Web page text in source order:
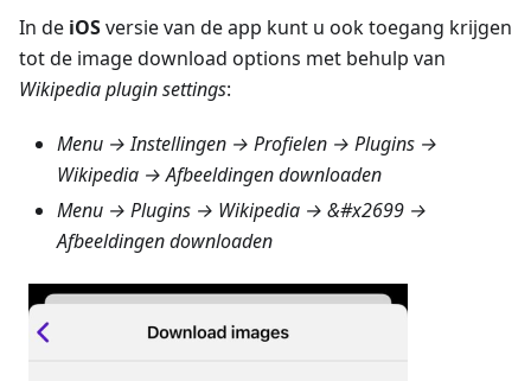
In de iOSversie van de app kunt u ook toegang krijgen
tot de image download options met behulp van
Wikipedia plugin settings:
Menu → Instellingen → Profielen → Plugins →
Wikipedia → Afbeeldingen downloaden
Menu → Plugins → Wikipedia → &#x2699 →
Afbeeldingen downloaden